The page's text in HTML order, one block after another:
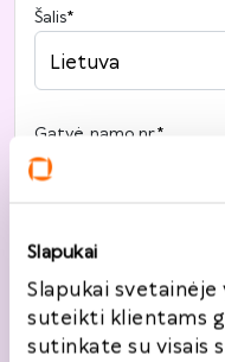
Slapukai
Slapukai
suteikti klientams
sutinkate su visais
Šalis*
Lietuva
Gatvė, namo nr.*
Miestas*